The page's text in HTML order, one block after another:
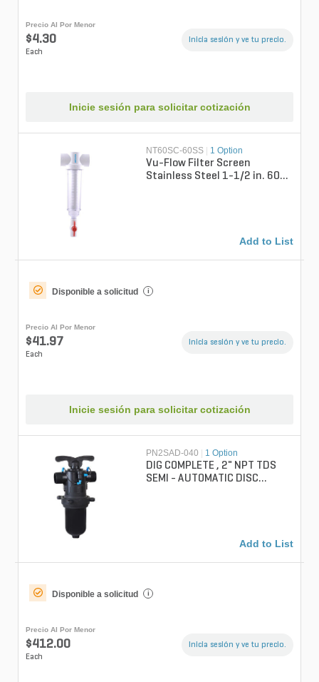
Precio Al Por Menor
$4.30
Each
Inicia sesión y ve tu precio.
Inicie sesión para solicitar cotización
NT60SC-60SS 1 Option
Vu-Flow Filter Screen
Stainless Steel 1-1/2 in. 60
Add to List
Disponible a solicitud i
Precio Al Por Menor
$41.97
Each
Inicia sesión y ve tu precio.
Inicie sesión para solicitar cotización
PN2SAD-040 | 1 Option
DIG COMPLETE , 2" NPT TDS
SEMI - AUTOMATIC DISC
Add to List
Disponible a solicitud i
Precio Al Por Menor
$412.00
Each
Inicia sesión y ve tu precio.